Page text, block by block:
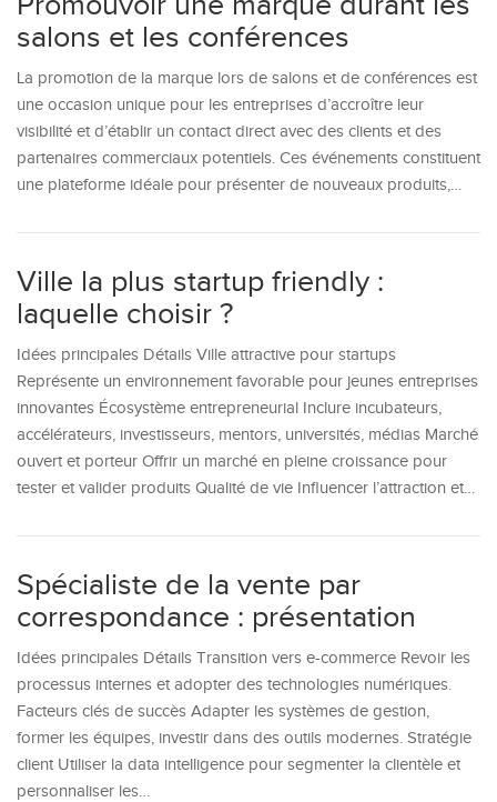
salons et les conférences
La promotion de la marque lors de salons et de conférences est
une occasion unique pour les entreprises d’accroître leur
visibilité et d’établir un contact direct avec des clients et des
partenaires commerciaux potentiels. Ces événements constituent
une plateforme idéale pour présenter de nouveaux produits,…
Ville la plus startup friendly :
laquelle choisir ?
Idées principales Détails Ville attractive pour startups
Représente un environnement favorable pour jeunes entreprises
innovantes Écosystème entrepreneurial Inclure incubateurs,
accélérateurs, investisseurs, mentors, universités, médias Marché
ouvert et porteur Offrir un marché en pleine croissance pour
tester et valider produits Qualité de vie Influencer l’attraction et…
Spécialiste de la vente par
correspondance : présentation
Idées principales Détails Transition vers e-commerce Revoir les
processus internes et adopter des technologies numériques.
Facteurs clés de succès Adapter les systèmes de gestion,
former les équipes, investir dans des outils modernes. Stratégie
client Utiliser la data intelligence pour segmenter la clientèle et
personnaliser les…